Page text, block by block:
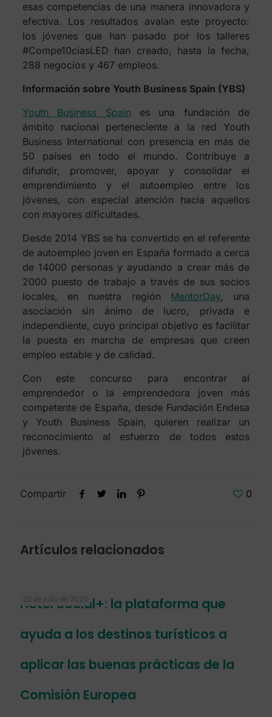
esas competencias de una manera innovadora y
efectiva. Los resultados avalan este proyecto:
los jóvenes que han pasado por los talleres
#Compe10ciasLED han creado, hasta la fecha,
288 negocios y 467 empleos.
Información sobre Youth Business Spain (YBS)
Youth Business Spain es una fundación de
ámbito nacional perteneciente a la red Youth
Business International con presencia en más de
50 países en todo el mundo. Contribuye a
difundir, promover, apoyar y consolidar el
emprendimiento y el autoempleo entre los
jóvenes, con especial atención hacia aquellos
con mayores dificultades.
Desde 2014 YBS se ha convertido en el referente
de autoempleo joven en España formado a cerca
de 14000 personas y ayudando a crear más de
2000 puesto de trabajo a través de sus socios
locales, en nuestra región MentorDay, una
asociación sin ánimo de lucro, privada e
independiente, cuyo principal objetivo es facilitar
la puesta en marcha de empresas que creen
empleo estable y de calidad.
Con este concurso para encontrar al
emprendedor o la emprendedora joven más
competente de España, desde Fundación Endesa
y Youth Business Spain, quieren realizar un
reconocimiento al esfuerzo de todos estos
jóvenes.
Compartir 0
Artículos relacionados
22 de julio de 2026
Hotel Social+: la plataforma que
ayuda a los destinos turísticos a
aplicar las buenas prácticas de la
Comisión Europea